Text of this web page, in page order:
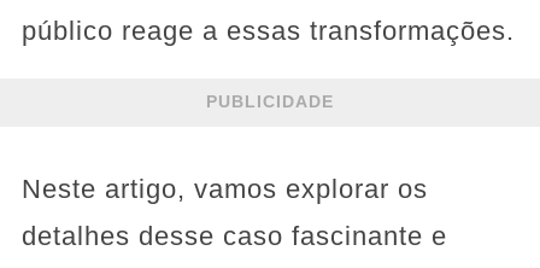
público reage a essas transformações.
PUBLICIDADE
Neste artigo, vamos explorar os
detalhes desse caso fascinante e